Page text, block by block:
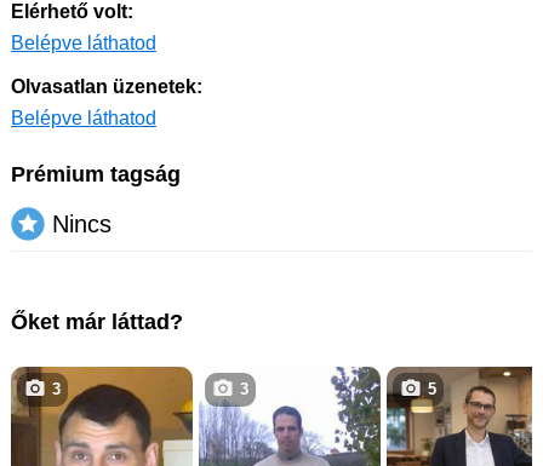
Elérhető volt:
Belépve láthatod
Olvasatlan üzenetek:
Belépve láthatod
Prémium tagság
Nincs
Őket már láttad?
3 3 5